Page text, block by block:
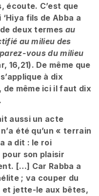
écoute. C’est que
fils de Abba a
deux termes au
au milieu des
vous du milieu
16,21). De même que
à dix
même ici il faut dix
aussi un acte
été qu’un « terrain
a dit : le roi
pour son plaisir
[…] Car Rabba a
; va couper du
et jette-le aux bêtes,